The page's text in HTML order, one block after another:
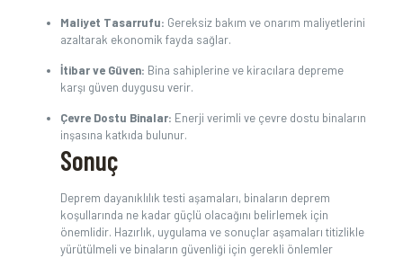
Maliyet Tasarrufu: Gereksiz bakım ve onarım maliyetlerini
azaltarak ekonomik fayda sağlar.
İtibar ve Güven: Bina sahiplerine ve kiracılara depreme
karşı güven duygusu verir.
Çevre Dostu Binalar: Enerji verimli ve çevre dostu binaların
inşasına katkıda bulunur.
Sonuç
Deprem dayanıklılık testi aşamaları, binaların deprem
koşullarında ne kadar güçlü olacağını belirlemek için
önemlidir. Hazırlık, uygulama ve sonuçlar aşamaları titizlikle
yürütülmeli ve binaların güvenliği için gerekli önlemler